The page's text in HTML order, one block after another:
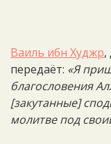
Ваиль ибн Худжр,
передаёт: «Я
благословения
[закутанные]
молитве под